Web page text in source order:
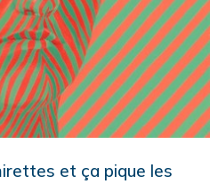
et ça pique les